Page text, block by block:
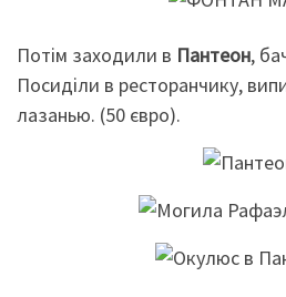
Потім заходили в Пантеон,
Посиділи в ресторанчику,
лазанью. (50 євро).